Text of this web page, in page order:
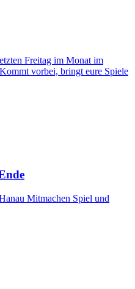
Freitag im Monat im
vorbei, bringt eure Spiele
Mitmachen Spiel und